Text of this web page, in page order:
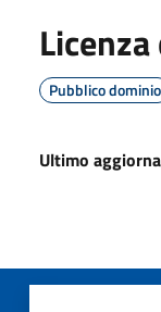
Pubblico dominio
Ultimo